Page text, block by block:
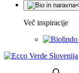
Več inspiracije